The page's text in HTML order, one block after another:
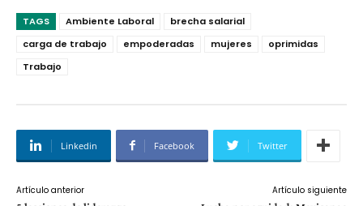
TAGS Ambiente Laboral
brecha salarial
carga de trabajo
empoderadas mujeres
oprimidas
Trabajo
Linkedin Facebook Twitter
Artículo anterior Artículo siguiente